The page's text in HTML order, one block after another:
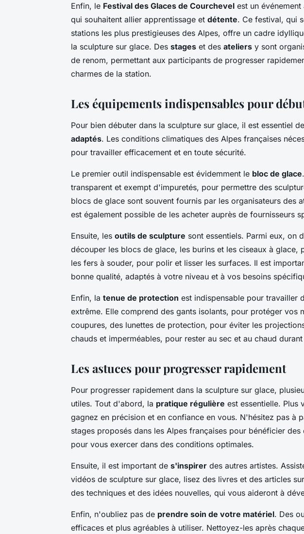
Enfin, le Festival des Glaces de Courchevel est un
qui souhaitent allier apprentissage et détente. Ce festival, qui
stations les plus prestigieuses des Alpes, offre un cadre
la sculpture sur glace. Des stages et des ateliers y sont
de renom, permettant aux participants de progresser
charmes de la station.
Les équipements indispensables pour
Pour bien débuter dans la sculpture sur glace, il est essentiel
adaptés. Les conditions climatiques des Alpes françaises
pour travailler efficacement et en toute sécurité.
Le premier outil indispensable est évidemment le bloc de glace
transparent et exempt d'impuretés, pour permettre des
blocs de glace sont souvent fournis par les organisateurs des
est également possible de les acheter auprès de fournisseurs
Ensuite, les outils de sculpture sont essentiels. Parmi eux, on
découper les blocs de glace, les burins et les ciseaux à glace,
les fers à souder, pour polir et lisser les surfaces. Il est
bonne qualité, adaptés à votre niveau et à vos besoins
Enfin, la tenue de protection est indispensable pour travailler
extrême. Elle comprend des gants isolants, pour protéger vos
coupures, des lunettes de protection, pour éviter les
chauds et imperméables, pour rester au sec et au chaud
Les astuces pour progresser rapidement
Pour progresser rapidement dans la sculpture sur glace,
utiles. Tout d'abord, la pratique régulière est essentielle. Plus
gagnez en précision et en confiance en vous. N'hésitez pas à
stages proposés dans les Alpes françaises pour bénéficier
pour vous exercer dans des conditions optimales.
Ensuite, il est important de s'inspirer des autres artistes.
vidéos de sculpture sur glace, lisez des livres et des articles
des techniques et des idées nouvelles, qui vous aideront à
Enfin, n'oubliez pas de prendre soin de votre matériel. Des
efficaces et plus agréables à utiliser. Nettoyez-les après